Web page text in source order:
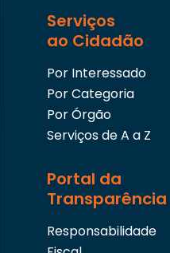
Serviços
ao Cidadão
Por Interessado
Por Categoria
Por Órgão
Serviços de A a Z
Portal da
Transparência
Responsabilidade